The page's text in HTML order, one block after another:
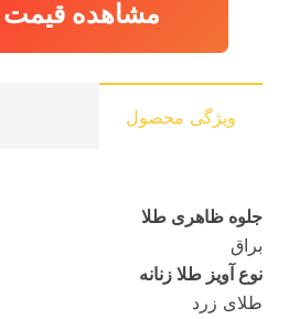
مشاهده قیمت
ویژگی محصول
جلوه ظاهری طلا
براق
نوع آویز طلا زنانه
طلای زرد